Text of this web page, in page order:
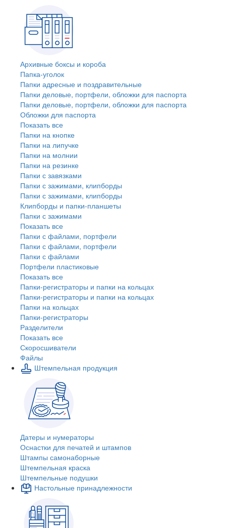
Архивные боксы и короба
Папка-уголок
Папки адресные и поздравительные
Папки деловые, портфели, обложки для паспорта
Папки деловые, портфели, обложки для паспорта
Обложки для паспорта
Показать все
Папки на кнопке
Папки на липучке
Папки на молнии
Папки на резинке
Папки с завязками
Папки с зажимами, клипборды
Папки с зажимами, клипборды
Клипборды и папки-планшеты
Папки с зажимами
Показать все
Папки с файлами, портфели
Папки с файлами, портфели
Папки с файлами
Портфели пластиковые
Показать все
Папки-регистраторы и папки на кольцах
Папки-регистраторы и папки на кольцах
Папки на кольцах
Папки-регистраторы
Разделители
Показать все
Скоросшиватели
Файлы
Штемпельная продукция
Датеры и нумераторы
Оснастки для печатей и штампов
Штампы самонаборные
Штемпельная краска
Штемпельные подушки
Настольные принадлежности